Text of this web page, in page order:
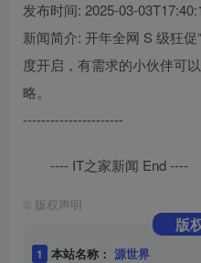
发布时间: 2025-03-
新闻简介: 开年全网 S 级狂促
度开启，有需求的小伙伴可
略。
----------------------
---- IT之家新闻 End ----
© 版权声明
版
1 本站名称： 源世界